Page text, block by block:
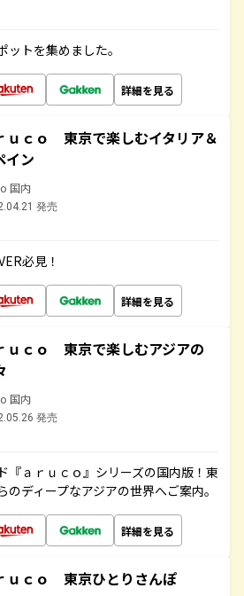
トを集めました。
詳細を見る
ｕｃｏ 東京で楽しむイタリア＆
イン
国内
発売
必見！
詳細を見る
ｕｃｏ 東京で楽しむアジアの
国内
発売
『ａｒｕｃｏ』シリーズの国内版！東
ディープなアジアの世界へご案内。
詳細を見る
ｕｃｏ 東京ひとりさんぽ